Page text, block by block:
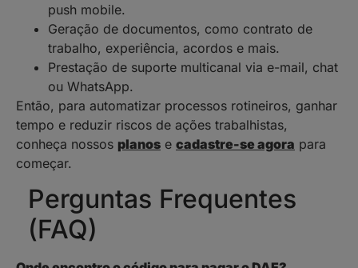
push mobile.
Geração de documentos, como contrato de
trabalho, experiência, acordos e mais.
Prestação de suporte multicanal via e-mail, chat
ou WhatsApp.
Então, para automatizar processos rotineiros, ganhar
tempo e reduzir riscos de ações trabalhistas,
conheça nossos planos e cadastre-se agora para
começar.
Perguntas Frequentes
(FAQ)